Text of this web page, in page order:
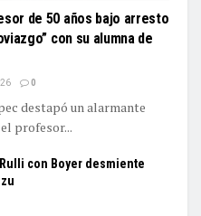
de 50 años bajo arresto
con su alumna de
0
destapó un alarmante
profesor...
con Boyer desmiente